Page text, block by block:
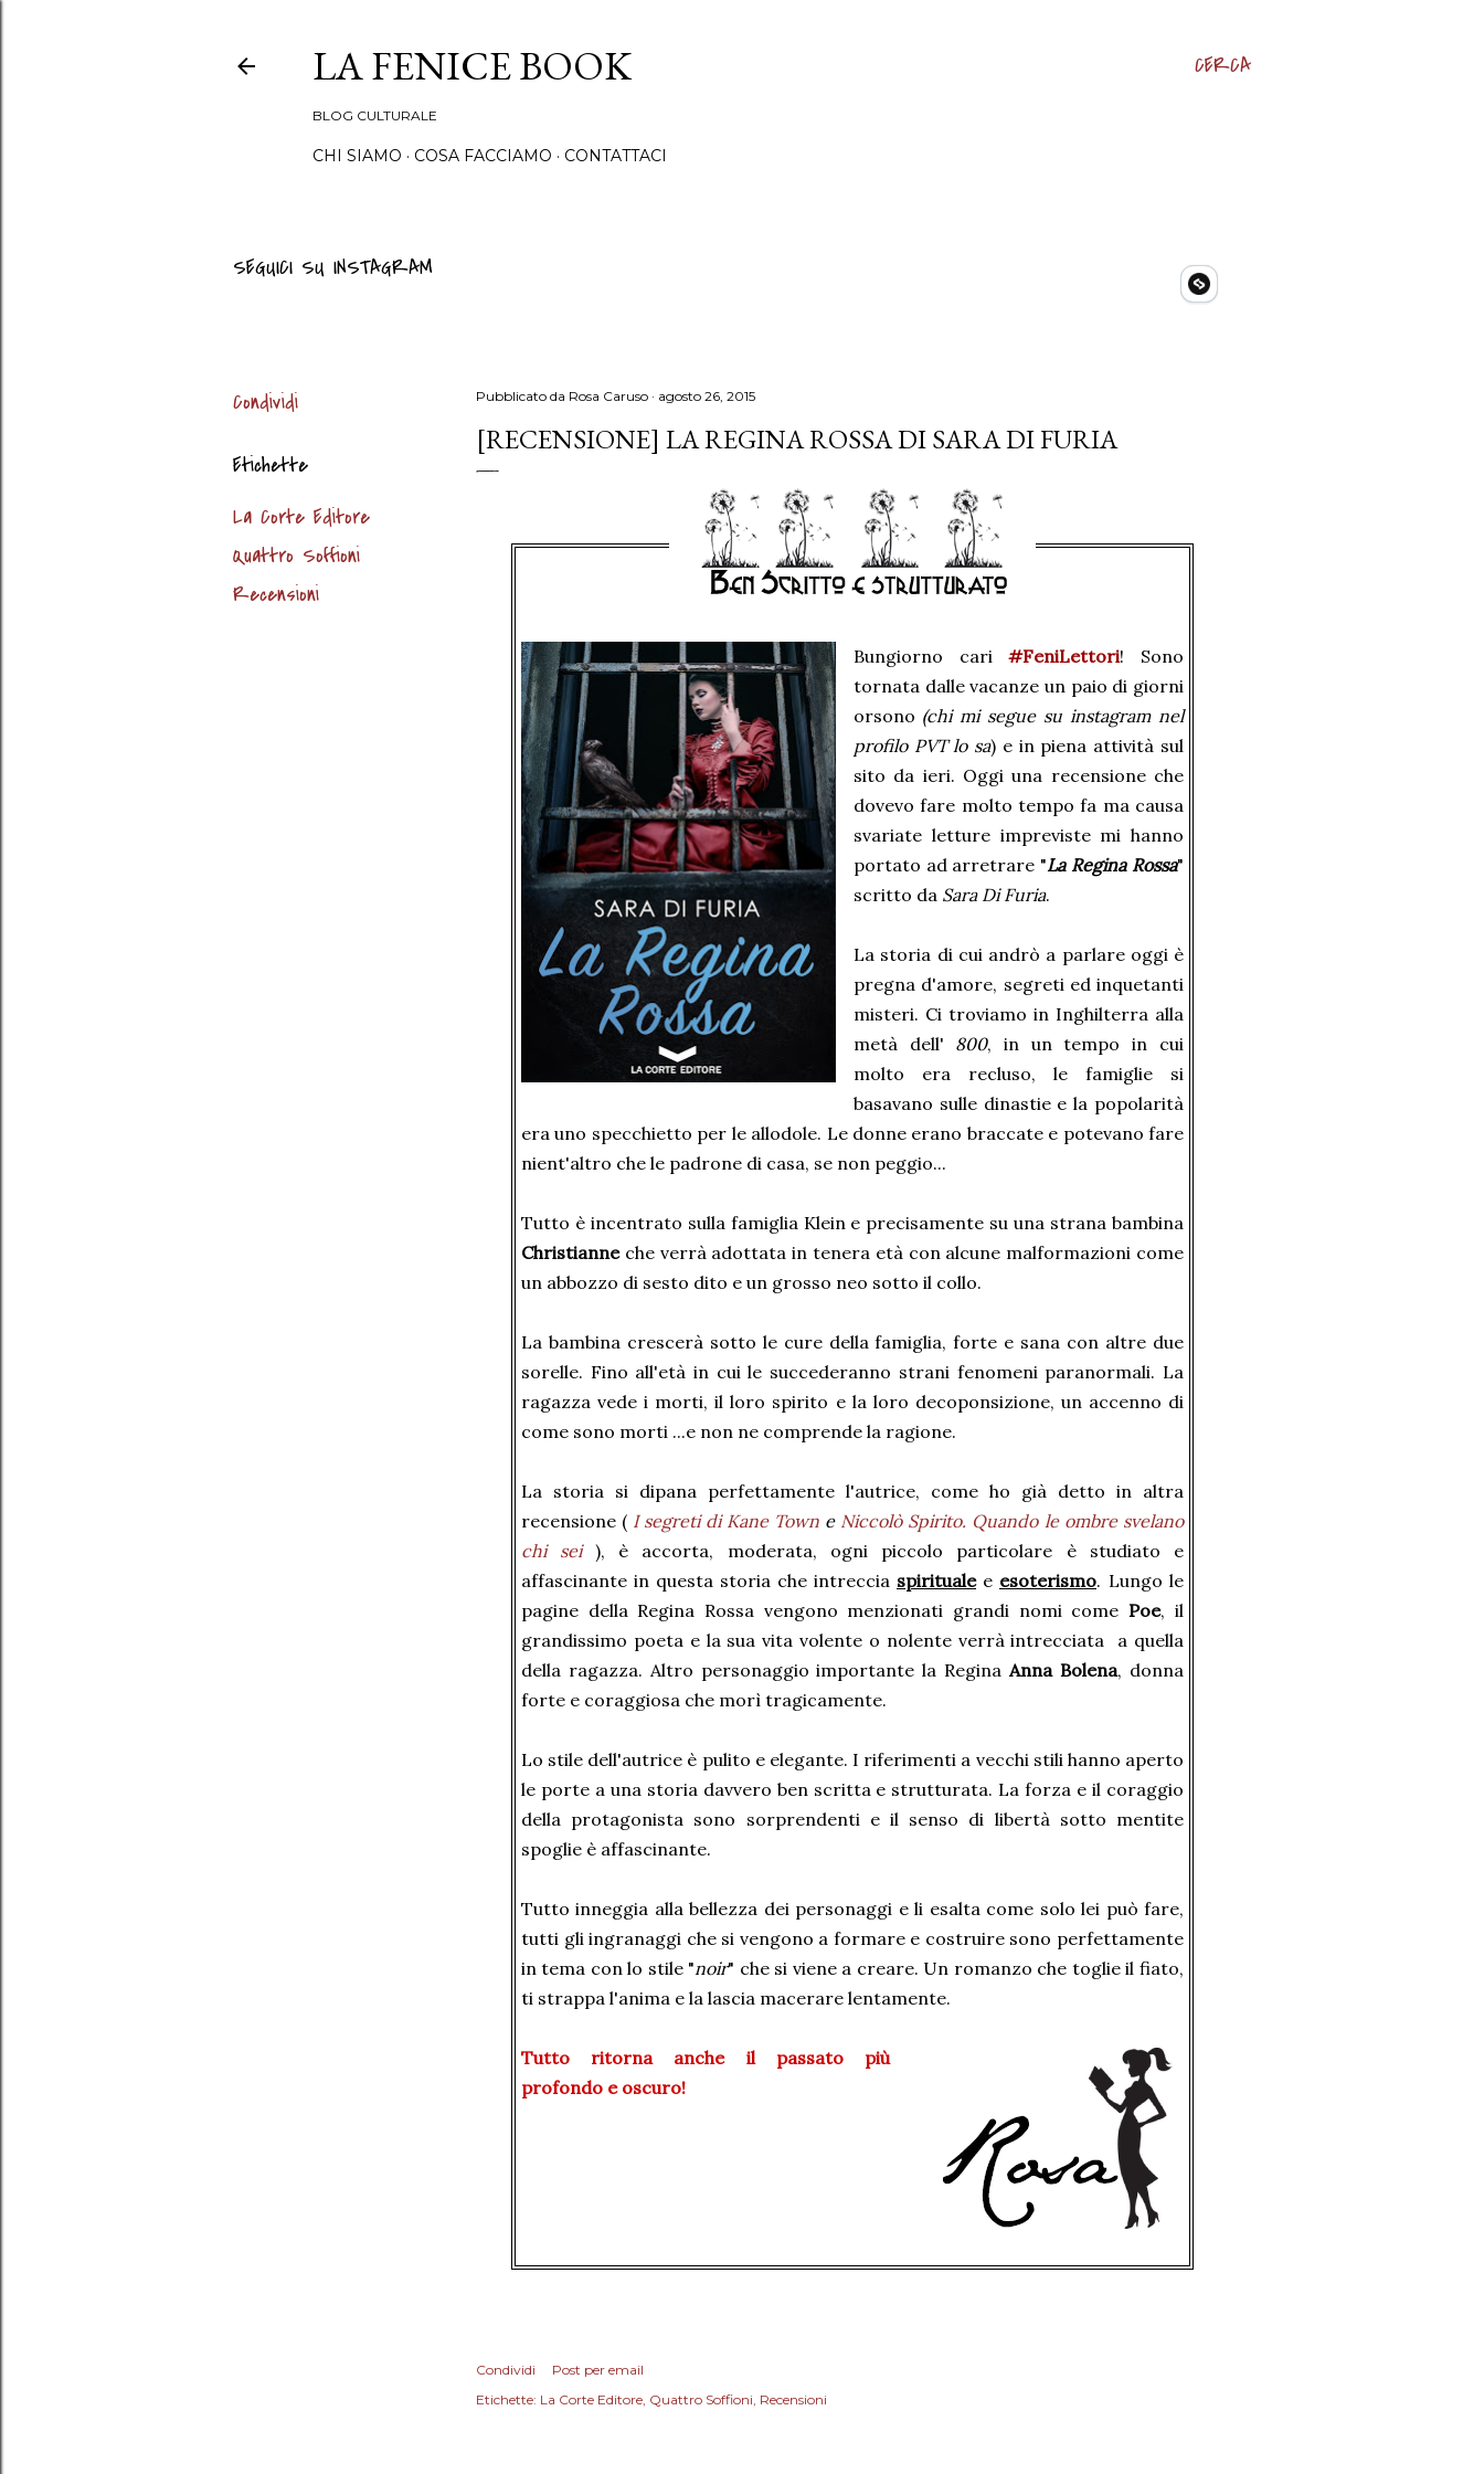
CERCA
LA FENICE BOOK
BLOG CULTURALE
CHI SIAMO COSA FACCIAMO CONTATTACI
SEGUICI SU INSTAGRAM
Condividi
Etichette
La Corte Editore
Quattro Soffioni
Recensioni
Pubblicato da Rosa Caruso agosto 26, 2015
[RECENSIONE] LA REGINA ROSSA DI SARA DI FURIA
Bungiorno cari #FeniLettori! Sono
tornata dalle vacanze un paio di giorni
orsono (chi mi segue su instagram nel
profilo PVT lo sa) e in piena attività sul
sito da ieri. Oggi una recensione che
dovevo fare molto tempo fa ma causa
svariate letture impreviste mi hanno
portato ad arretrare "La Regina Rossa"
scritto da Sara Di Furia.
La storia di cui andrò a parlare oggi è
pregna d'amore, segreti ed inquetanti
misteri. Ci troviamo in Inghilterra alla
metà dell' 800, in un tempo in cui
molto era recluso, le famiglie si
basavano sulle dinastie e la popolarità
era uno specchietto per le allodole. Le donne erano braccate e potevano fare
nient'altro che le padrone di casa, se non peggio...
Tutto è incentrato sulla famiglia Klein e precisamente su una strana bambina
Christianneche verrà adottata in tenera età con alcune malformazioni come
un abbozzo di sesto dito e un grosso neo sotto il collo.
La bambina crescerà sotto le cure della famiglia, forte e sana con altre due
sorelle. Fino all'età in cui le succederanno strani fenomeni paranormali. La
ragazza vede i morti, il loro spirito e la loro decoponsizione, un accenno di
come sono morti ...e non ne comprende la ragione.
La storia si dipana perfettamente l'autrice, come ho già detto in altra
recensione ( I segreti di Kane Town e Niccolò Spirito. Quando le ombre svelano
chi sei ), è accorta, moderata, ogni piccolo particolare è studiato e
affascinante in questa storia che intreccia spiritualee esoterismo. Lungo le
pagine della Regina Rossa vengono menzionati grandi nomi come Poe, il
grandissimo poeta e la sua vita volente o nolente verrà intrecciata a quella
della ragazza. Altro personaggio importante la ReginaAnna Bolena, donna
forte e coraggiosa che morì tragicamente.
Lo stile dell'autrice è pulito e elegante. I riferimenti a vecchi stili hanno aperto
le porte a una storia davvero ben scritta e strutturata. La forza e il coraggio
della protagonista sono sorprendenti e il senso di libertà sotto mentite
spoglie è affascinante.
Tutto inneggia alla bellezza dei personaggi e li esalta come solo lei può fare,
tutti gli ingranaggi che si vengono a formare e costruire sono perfettamente
in tema con lo stile "noir" che si viene a creare. Un romanzo che toglie il fiato,
ti strappa l'anima e la lascia macerare lentamente.
Tutto ritorna anche il passato più
profondo e oscuro!
Condividi
Post per email
Etichette: La Corte Editore Quattro Soffioni Recensioni